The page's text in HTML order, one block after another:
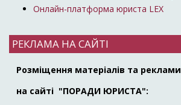
Онлайн-платформа юриста LEX
РЕКЛАМА НА САЙТІ
Розміщення матеріалів та реклами
на сайті "ПОРАДИ ЮРИСТА":